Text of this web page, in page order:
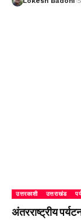
उत्तरकाशी उत्तराखंड
अंतरराष्ट्रीय